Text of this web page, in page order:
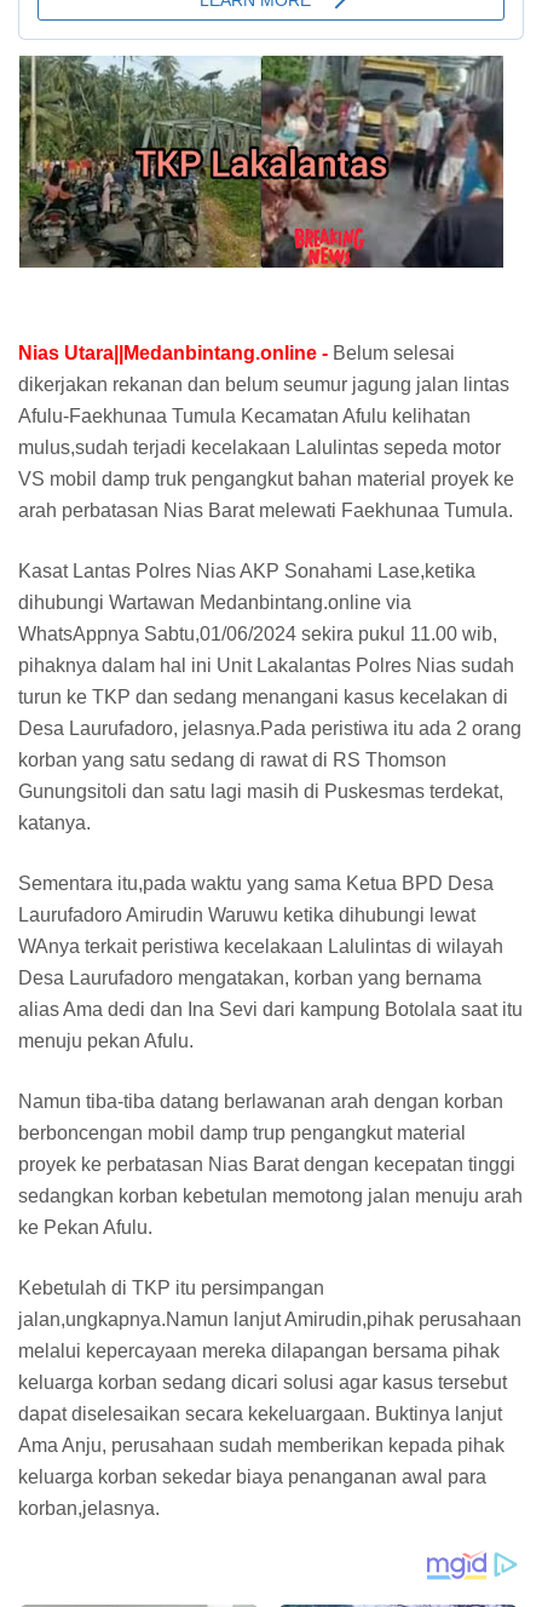
Nias Utara||Medanbintang.online - Belum selesai
dikerjakan rekanan dan belum seumur jagung jalan lintas
Afulu-Faekhunaa Tumula Kecamatan Afulu kelihatan
mulus,sudah terjadi kecelakaan Lalulintas sepeda motor
VS mobil damp truk pengangkut bahan material proyek ke
arah perbatasan Nias Barat melewati Faekhunaa Tumula.
Kasat Lantas Polres Nias AKP Sonahami Lase,ketika
dihubungi Wartawan Medanbintang.online via
WhatsAppnya Sabtu,01/06/2024 sekira pukul 11.00 wib,
pihaknya dalam hal ini Unit Lakalantas Polres Nias sudah
turun ke TKP dan sedang menangani kasus kecelakan di
Desa Laurufadoro, jelasnya.Pada peristiwa itu ada 2 orang
korban yang satu sedang di rawat di RS Thomson
Gunungsitoli dan satu lagi masih di Puskesmas terdekat,
katanya.
Sementara itu,pada waktu yang sama Ketua BPD Desa
Laurufadoro Amirudin Waruwu ketika dihubungi lewat
WAnya terkait peristiwa kecelakaan Lalulintas di wilayah
Desa Laurufadoro mengatakan, korban yang bernama
alias Ama dedi dan Ina Sevi dari kampung Botolala saat itu
menuju pekan Afulu.
Namun tiba-tiba datang berlawanan arah dengan korban
berboncengan mobil damp trup pengangkut material
proyek ke perbatasan Nias Barat dengan kecepatan tinggi
sedangkan korban kebetulan memotong jalan menuju arah
ke Pekan Afulu.
Kebetulah di TKP itu persimpangan
jalan,ungkapnya.Namun lanjut Amirudin,pihak perusahaan
melalui kepercayaan mereka dilapangan bersama pihak
keluarga korban sedang dicari solusi agar kasus tersebut
dapat diselesaikan secara kekeluargaan. Buktinya lanjut
Ama Anju, perusahaan sudah memberikan kepada pihak
keluarga korban sekedar biaya penanganan awal para
korban,jelasnya.